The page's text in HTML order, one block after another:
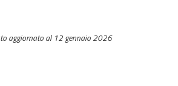
aggiornato al 12 gennaio 2026